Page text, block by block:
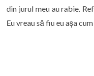
din jurul meu au rabie.
Eu vreau să fiu eu așa